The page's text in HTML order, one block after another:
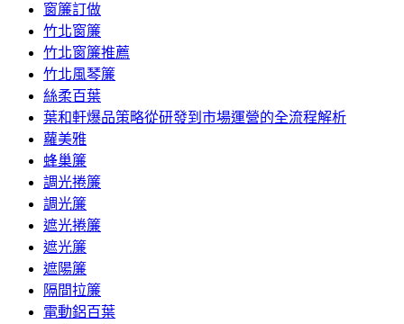
窗簾訂做
竹北窗簾
竹北窗簾推薦
竹北風琴簾
絲柔百葉
葉和軒爆品策略從研發到市場運營的全流程解析
蘿美雅
蜂巢簾
調光捲簾
調光簾
遮光捲簾
遮光簾
遮陽簾
隔間拉簾
電動鋁百葉